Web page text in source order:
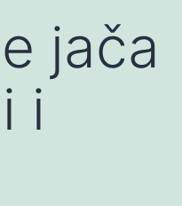
jača
i